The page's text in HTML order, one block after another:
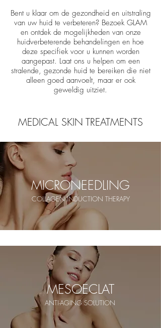
Bent u klaar om de gezondheid en uitstraling
van uw huid te verbeteren? Bezoek GLAM
en ontdek de mogelijkheden van onze
huidverbeterende behandelingen en hoe
deze specifiek voor u kunnen worden
aangepast. Laat ons u helpen om een
stralende, gezonde huid te bereiken die niet
alleen goed aanvoelt, maar er ook
geweldig uitziet.
MEDICAL SKIN TREATMENTS
MICRONEEDLING
COLLAGEN INDUCTION THERAPY
MESOECLAT
ANTI-AGING SOLUTION